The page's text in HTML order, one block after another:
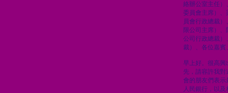
絡辦公室主任）
委員會主席）、
員會行政總裁
限公司主席）
公司行政總裁）
裁）、各位嘉賓
早上好。很高興
先，請容許我
會的朋友們表示
人民銀行，以